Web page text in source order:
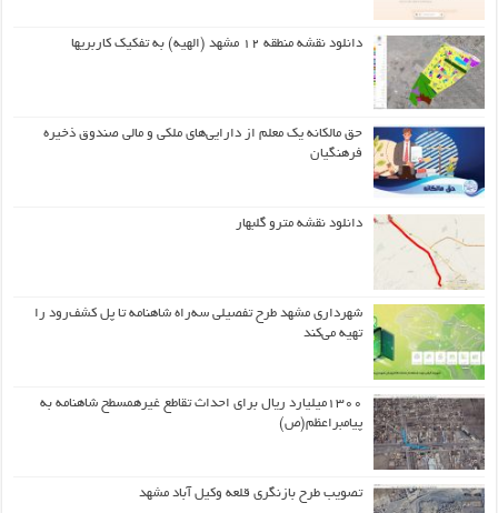
دانلود نقشه منطقه ۱۲ مشهد (الهیه) به تفکیک کاربریها
حق مالکانه یک معلم از دارایی‌های ملکی و مالی صندوق ذخیره
فرهنگیان
دانلود نقشه مترو گلبهار
شهرداری مشهد طرح تفصیلی سه‌راه شاهنامه تا پل کشف‌رود را
تهیه می‌کند
۱۳۰۰میلیارد ریال برای احداث تقاطع غیرهمسطح شاهنامه به
پیامبراعظم(ص)
تصویب طرح بازنگری قلعه وکیل آباد مشهد